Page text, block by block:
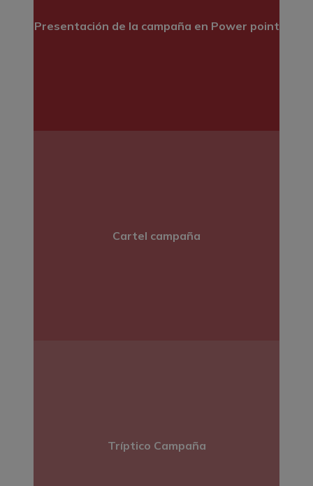
Presentación de la campaña en Power point
Cartel campaña
Tríptico Campaña